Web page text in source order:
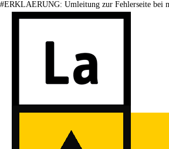
#ERKLAERUNG: Umleitung zur Fehlerseite bei